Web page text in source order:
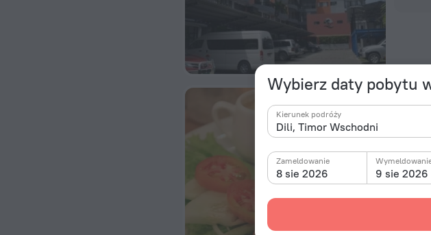
Wybierz daty pobytu
Kierunek podróży
8 sie 2026
Zameldowanie
9 sie 2026
795 m
Pokój